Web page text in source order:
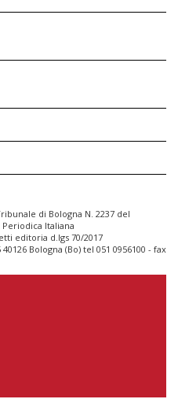
di Bologna N. 2237 del
Periodica Italiana
editoria d.lgs 70/2017
Bologna (Bo) tel 051 0956100 - fax